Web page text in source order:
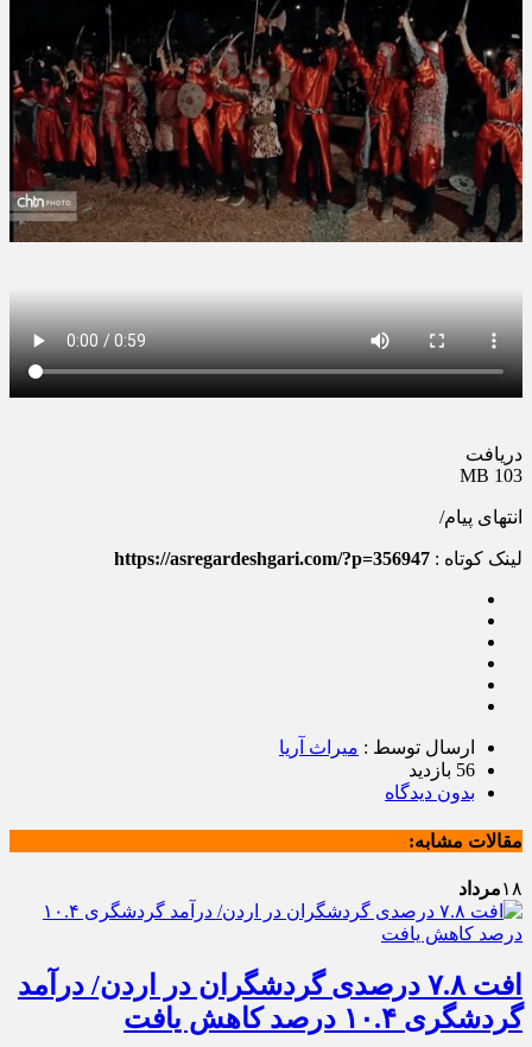
دریافت
103 MB
انتهای پیام/
لینک کوتاه : https://asregardeshgari.com/?p=356947
ارسال توسط : میراث آریا
56 بازدید
بدون دیدگاه
مقالات مشابه:
۱۸مرداد
افت ۷.۸ درصدی گردشگران در اردن/ درآمد
گردشگری ۱۰.۴ درصد کاهش یافت